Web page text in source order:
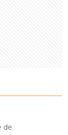
de